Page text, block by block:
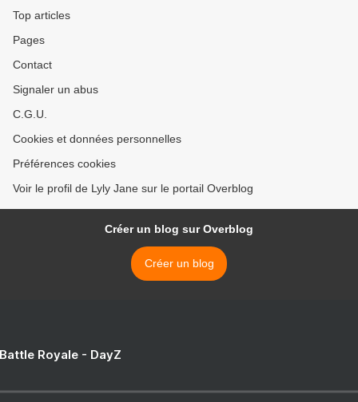
Top articles
Pages
Contact
Signaler un abus
C.G.U.
Cookies et données personnelles
Préférences cookies
Voir le profil de Lyly Jane sur le portail Overblog
Créer un blog sur Overblog
Créer un blog
Royale - DayZ